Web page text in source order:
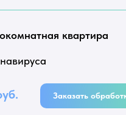
Заказать
квартира